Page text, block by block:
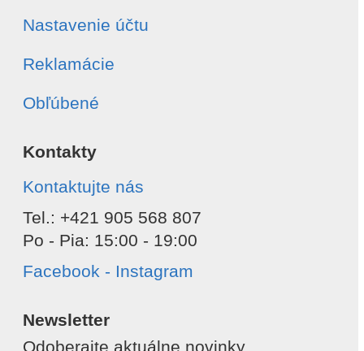
Nastavenie účtu
Reklamácie
Obľúbené
Kontakty
Kontaktujte nás
Tel.: +421 905 568 807
Po - Pia: 15:00 - 19:00
Facebook - Instagram
Newsletter
Odoberajte aktuálne novinky